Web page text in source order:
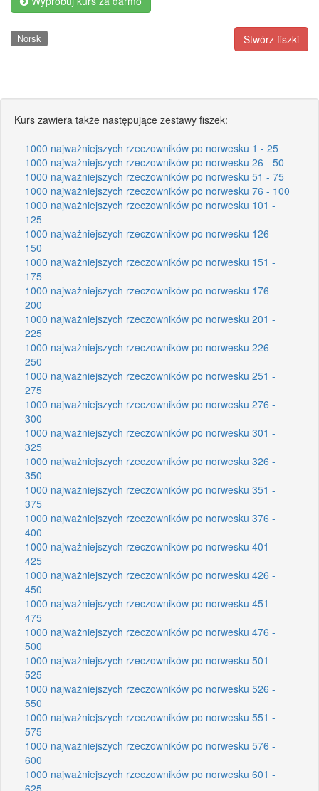
Stwórz fiszki
Norsk
Kurs zawiera także następujące zestawy fiszek:
1000 najważniejszych rzeczowników po norwesku 1 - 25
1000 najważniejszych rzeczowników po norwesku 26 - 50
1000 najważniejszych rzeczowników po norwesku 51 - 75
1000 najważniejszych rzeczowników po norwesku 76 - 100
1000 najważniejszych rzeczowników po norwesku 101 -
125
1000 najważniejszych rzeczowników po norwesku 126 -
150
1000 najważniejszych rzeczowników po norwesku 151 -
175
1000 najważniejszych rzeczowników po norwesku 176 -
200
1000 najważniejszych rzeczowników po norwesku 201 -
225
1000 najważniejszych rzeczowników po norwesku 226 -
250
1000 najważniejszych rzeczowników po norwesku 251 -
275
1000 najważniejszych rzeczowników po norwesku 276 -
300
1000 najważniejszych rzeczowników po norwesku 301 -
325
1000 najważniejszych rzeczowników po norwesku 326 -
350
1000 najważniejszych rzeczowników po norwesku 351 -
375
1000 najważniejszych rzeczowników po norwesku 376 -
400
1000 najważniejszych rzeczowników po norwesku 401 -
425
1000 najważniejszych rzeczowników po norwesku 426 -
450
1000 najważniejszych rzeczowników po norwesku 451 -
475
1000 najważniejszych rzeczowników po norwesku 476 -
500
1000 najważniejszych rzeczowników po norwesku 501 -
525
1000 najważniejszych rzeczowników po norwesku 526 -
550
1000 najważniejszych rzeczowników po norwesku 551 -
575
1000 najważniejszych rzeczowników po norwesku 576 -
600
1000 najważniejszych rzeczowników po norwesku 601 -
625